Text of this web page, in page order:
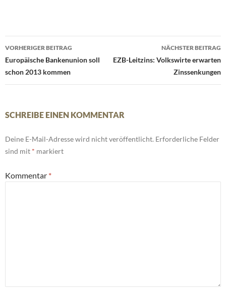
Beitrags-
Navigation
VORHERIGER BEITRAG
Europäische Bankenunion soll
schon 2013 kommen
NÄCHSTER BEITRAG
EZB-Leitzins: Volkswirte erwarten
Zinssenkungen
SCHREIBE EINEN KOMMENTAR
Deine E-Mail-Adresse wird nicht veröffentlicht. Erforderliche Felder
sind mit * markiert
Kommentar *